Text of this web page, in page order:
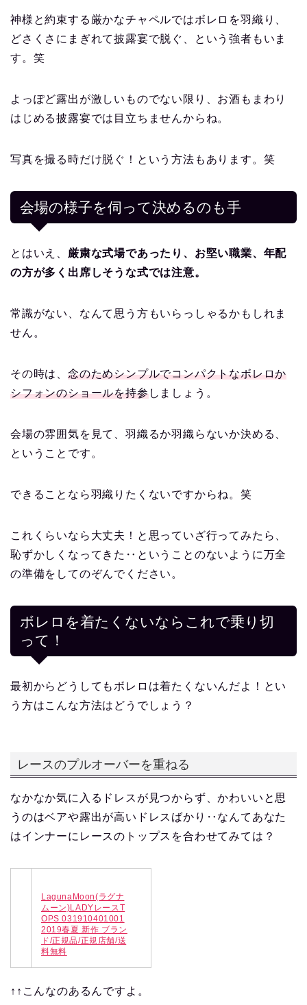
神様と約束する厳かなチャペルではボレロを羽織り、
どさくさにまぎれて披露宴で脱ぐ、という強者もいま
す。笑
よっぽど露出が激しいものでない限り、お酒もまわり
はじめる披露宴では目立ちませんからね。
写真を撮る時だけ脱ぐ！という方法もあります。笑
会場の様子を伺って決めるのも手
とはいえ、 厳粛な式場であったり、お堅い職業、年配
の方が多く出席しそうな式では注意。
常識がない、なんて思う方もいらっしゃるかもしれま
せん。
その時は、 念のためシンプルでコンパクトなボレロか
シフォンのショールを持参しましょう。
会場の雰囲気を見て、羽織るか羽織らないか決める、
ということです。
できることなら羽織りたくないですからね。笑
これくらいなら大丈夫！と思っていざ行ってみたら、
恥ずかしくなってきた‥ということのないように万全
の準備をしてのぞんでください。
ボレロを着たくないならこれで乗り切
って！
最初からどうしてもボレロは着たくないんだよ！とい
う方はこんな方法はどうでしょう？
レースのプルオーバーを重ねる
なかなか気に入るドレスが見つからず、かわいいと思
うのはベアや露出が高いドレスばかり‥なんてあなた
はインナーにレースのトップスを合わせてみては？
LagunaMoon(ラグナ
ムーン)LADYレースT
OPS 031910401001
2019春夏 新作 ブラン
ド/正規品/正規店舗/送
料無料
↑↑こんなのあるんですよ。